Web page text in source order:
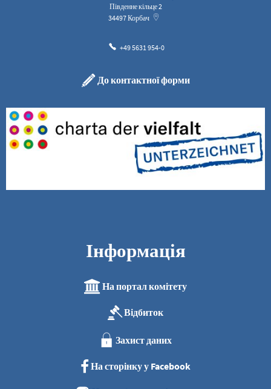
Південне кільце 2
34497Корбач
+49 5631 954-0
До контактної форми
Інформація
На портал комітету
Відбиток
Захист даних
На сторінку у Facebook